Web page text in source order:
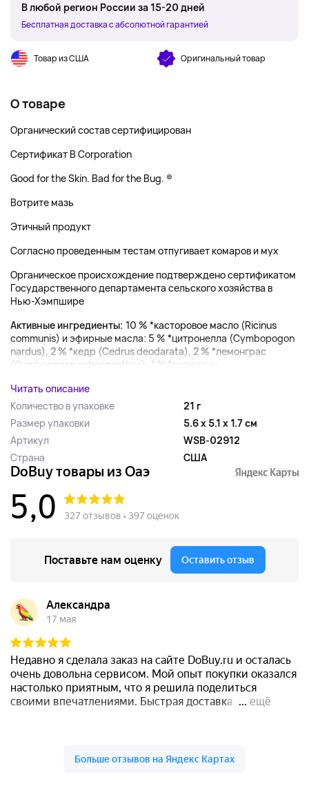
В любой регион России за 15-20 дней
Бесплатная доставка с абсолютной гарантией
Товар из США Оригинальный товар
О товаре
Органический состав сертифицирован
Сертификат B Corporation
Good for the Skin. Bad for the Bug. ®
Вотрите мазь
Этичный продукт
Согласно проведенным тестам отпугивает комаров и мух
Органическое происхождение подтверждено сертификатом
Государственного департамента сельского хозяйства в
Нью-Хэмпшире
Активные ингредиенты: 10 % *касторовое масло (Ricinus
communis) и эфирные масла: 5 % *цитронелла (Cymbopogon
nardus), 2 % *кедр (Cedrus deodarata), 2 % *лемонграс
(Cymbopogon schoenanthus), 1 % *розмарин ...
Читать описание
Количество в упаковке
21 г
Размер упаковки
5.6 x 5.1 x 1.7 см
Артикул
WSB-02912
Страна
США